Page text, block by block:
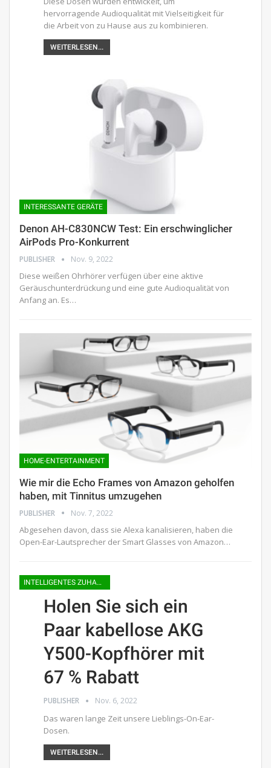
hervorragende Audioqualität mit Vielseitigkeit für
die Arbeit von zu Hause aus zu kombinieren.
WEITERLESEN...
INTERESSANTE GERÄTE
Denon AH-C830NCW Test: Ein erschwinglicher
AirPods Pro-Konkurrent
PUBLISHER Nov. 9, 2022
Diese weißen Ohrhörer verfügen über eine aktive
Geräuschunterdrückung und eine gute Audioqualität von
Anfang an. Es…
HOME-ENTERTAINMENT
Wie mir die Echo Frames von Amazon geholfen
haben, mit Tinnitus umzugehen
PUBLISHER Nov. 7, 2022
Abgesehen davon, dass sie Alexa kanalisieren, haben die
Open-Ear-Lautsprecher der Smart Glasses von Amazon…
INTELLIGENTES ZUHAUSE
Holen Sie sich ein
Paar kabellose AKG
Y500-Kopfhörer mit
67 % Rabatt
PUBLISHER Nov. 6, 2022
Das waren lange Zeit unsere Lieblings-On-Ear-
Dosen.
WEITERLESEN...